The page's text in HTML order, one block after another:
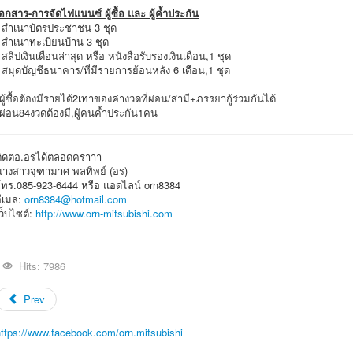
กสาร-การจัดไฟแนนซ์ ผู้ซื้อ และ ผู้ค้ำประกัน
ำเนาบัตรประชาชน 3 ชุด
ำเนาทะเบียนบ้าน 3 ชุด
ลิปเงินเดือนล่าสุด หรือ หนังสือรับรองเงินเดือน,1 ชุด
มุดบัญชีธนาคาร/ที่มีรายการย้อนหลัง 6 เดือน,1 ชุด
ซื้อต้องมีรายได้2เท่าของค่างวดที่ผ่อน/สามี+ภรรยากู้ร่วมกันได้
อน84งวดต้องมี,ผู้คนค้ำประกัน1คน
ต่อ.อรได้ตลอดคร่าาา
งสาวจุฑามาศ พลทิพย์ (อร)
ร.085-923-6444 หรือ แอดไลน์ orn8384
มล: orn8384@hotmail.com
บไซต์: http://www.orn-mitsubishi.com
Hits: 7986
Prev
www.facebook.com/orn.mitsubishi